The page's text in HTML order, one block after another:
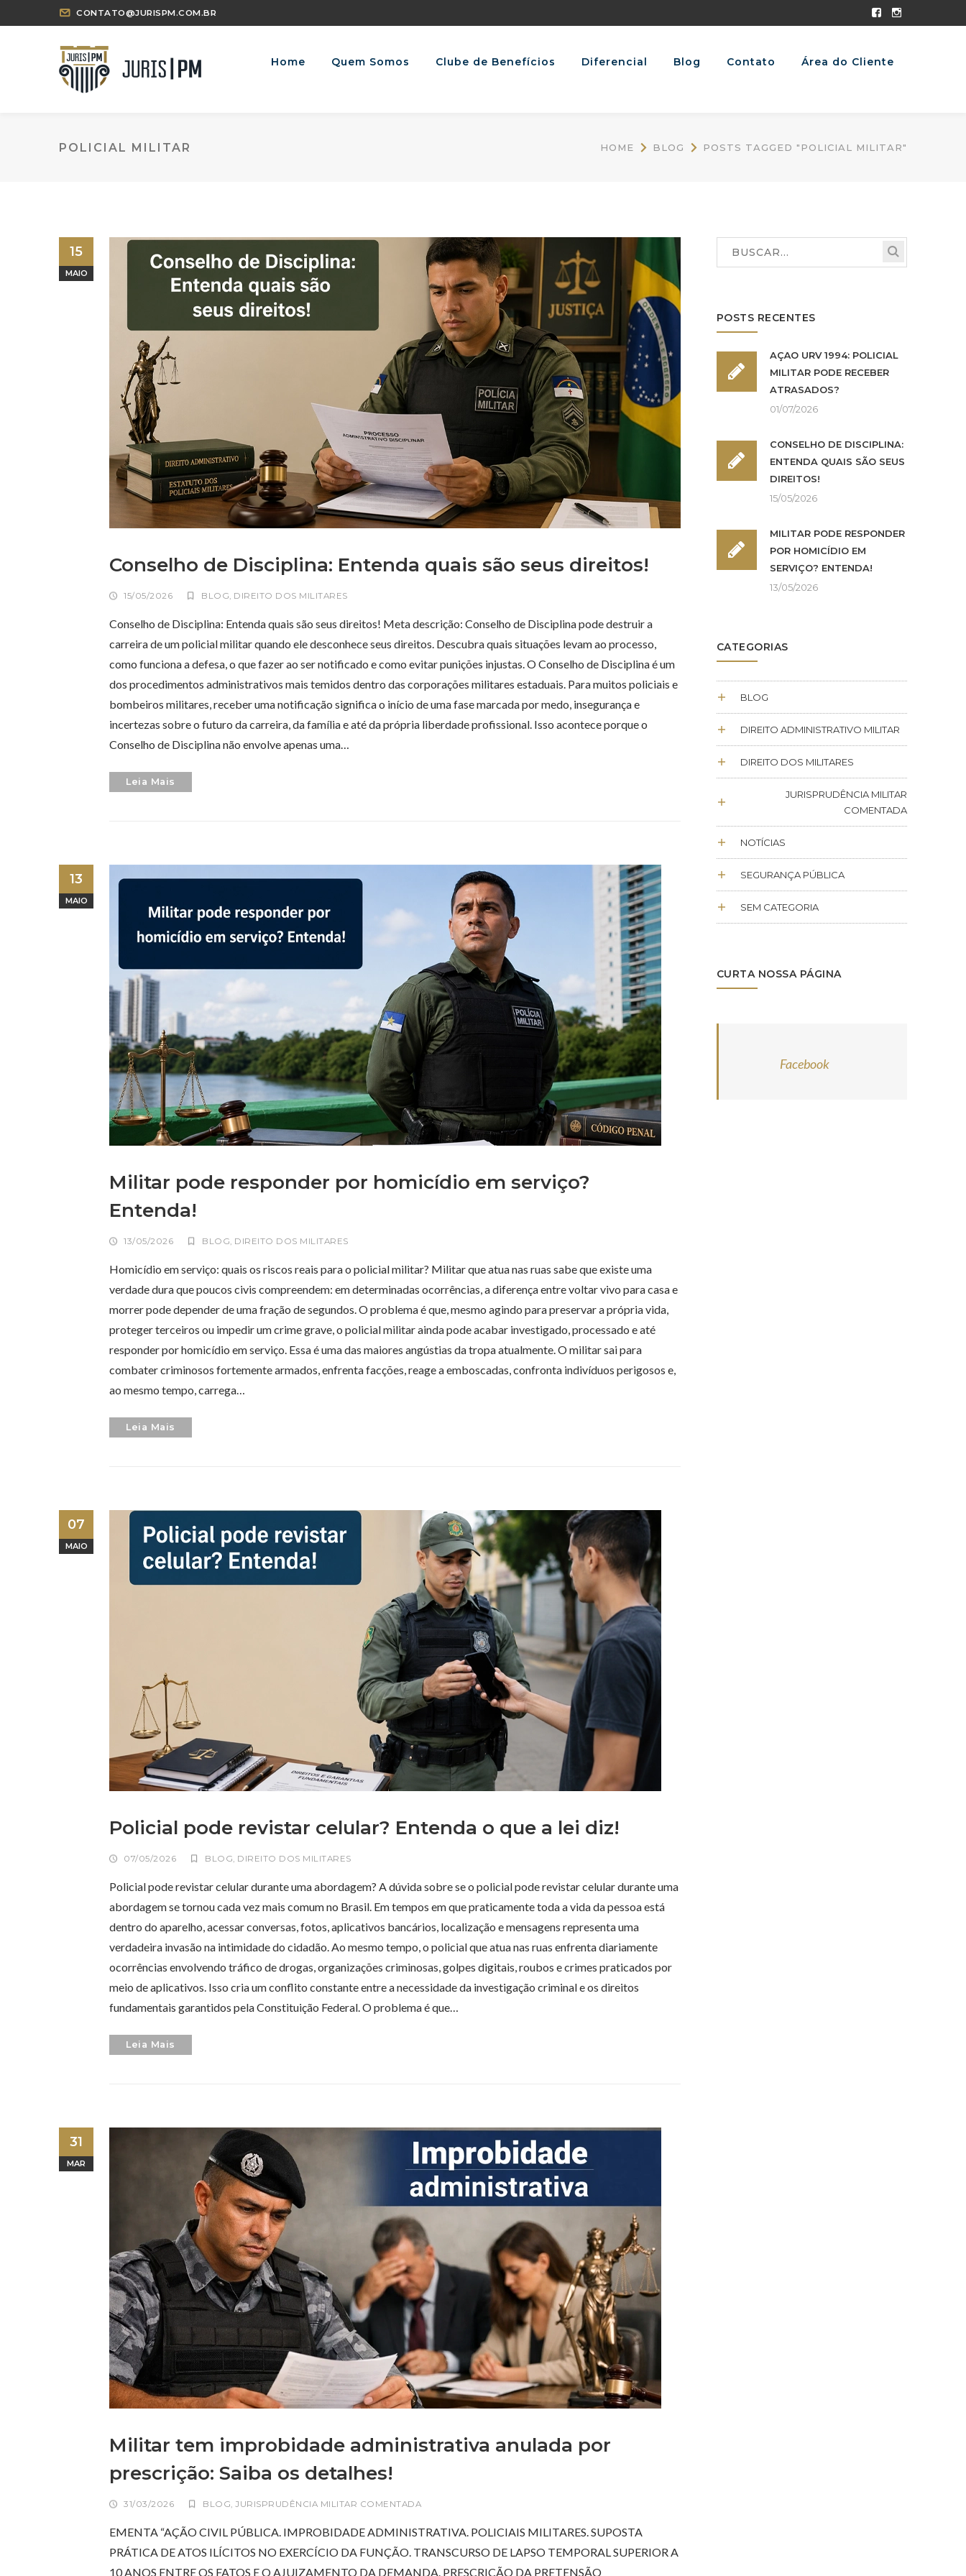
CONTATO@JURISPM.COM.BR
Facebook
Instagram
Home Quem Somos Clube de Benefícios Diferencial Blog Contato Área do Cliente
POLICIAL MILITAR HOME BLOG POSTS TAGGED "POLICIAL MILITAR"
15
MAIO
Conselho de Disciplina: Entenda quais são seus direitos!
15/05/2026 BLOG, DIREITO DOS MILITARES
Conselho de Disciplina: Entenda quais são seus direitos! Meta descrição: Conselho de Disciplina pode destruir a
carreira de um policial militar quando ele desconhece seus direitos. Descubra quais situações levam ao processo,
como funciona a defesa, o que fazer ao ser notificado e como evitar punições injustas. O Conselho de Disciplina é um
dos procedimentos administrativos mais temidos dentro das corporações militares estaduais. Para muitos policiais e
bombeiros militares, receber uma notificação significa o início de uma fase marcada por medo, insegurança e
incertezas sobre o futuro da carreira, da família e até da própria liberdade profissional. Isso acontece porque o
Conselho de Disciplina não envolve apenas uma…
Leia Mais
13
MAIO
Militar pode responder por homicídio em serviço?
Entenda!
13/05/2026 BLOG, DIREITO DOS MILITARES
Homicídio em serviço: quais os riscos reais para o policial militar? Militar que atua nas ruas sabe que existe uma
verdade dura que poucos civis compreendem: em determinadas ocorrências, a diferença entre voltar vivo para casa e
morrer pode depender de uma fração de segundos. O problema é que, mesmo agindo para preservar a própria vida,
proteger terceiros ou impedir um crime grave, o policial militar ainda pode acabar investigado, processado e até
responder por homicídio em serviço. Essa é uma das maiores angústias da tropa atualmente. O militar sai para
combater criminosos fortemente armados, enfrenta facções, reage a emboscadas, confronta indivíduos perigosos e,
ao mesmo tempo, carrega…
Leia Mais
07
MAIO
Policial pode revistar celular? Entenda o que a lei diz!
07/05/2026 BLOG, DIREITO DOS MILITARES
Policial pode revistar celular durante uma abordagem? A dúvida sobre se o policial pode revistar celular durante uma
abordagem se tornou cada vez mais comum no Brasil. Em tempos em que praticamente toda a vida da pessoa está
dentro do aparelho, acessar conversas, fotos, aplicativos bancários, localização e mensagens representa uma
verdadeira invasão na intimidade do cidadão. Ao mesmo tempo, o policial que atua nas ruas enfrenta diariamente
ocorrências envolvendo tráfico de drogas, organizações criminosas, golpes digitais, roubos e crimes praticados por
meio de aplicativos. Isso cria um conflito constante entre a necessidade da investigação criminal e os direitos
fundamentais garantidos pela Constituição Federal. O problema é que…
Leia Mais
31
MAR
Militar tem improbidade administrativa anulada por
prescrição: Saiba os detalhes!
31/03/2026 BLOG, JURISPRUDÊNCIA MILITAR COMENTADA
EMENTA “AÇÃO CIVIL PÚBLICA. IMPROBIDADE ADMINISTRATIVA. POLICIAIS MILITARES. SUPOSTA
PRÁTICA DE ATOS ILÍCITOS NO EXERCÍCIO DA FUNÇÃO. TRANSCURSO DE LAPSO TEMPORAL SUPERIOR A
10 ANOS ENTRE OS FATOS E O AJUIZAMENTO DA DEMANDA. PRESCRIÇÃO DA PRETENSÃO
POSTS RECENTES
AÇÃO URV 1994: POLICIAL
MILITAR PODE RECEBER
ATRASADOS?
01/07/2026
CONSELHO DE DISCIPLINA:
ENTENDA QUAIS SÃO SEUS
DIREITOS!
15/05/2026
MILITAR PODE RESPONDER
POR HOMICÍDIO EM
SERVIÇO? ENTENDA!
13/05/2026
CATEGORIAS
BLOG
DIREITO ADMINISTRATIVO MILITAR
DIREITO DOS MILITARES
JURISPRUDÊNCIA MILITAR
COMENTADA
NOTÍCIAS
SEGURANÇA PÚBLICA
SEM CATEGORIA
CURTA NOSSA PÁGINA
Facebook